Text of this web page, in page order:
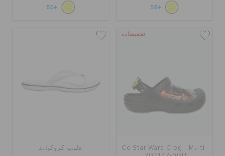
+58
+55
تخفيضات
Cc Star Wars Clog - Multi
فليب كروكباند